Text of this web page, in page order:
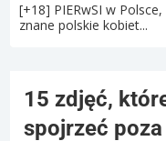
[+18] PIERwSI w Polsce,
znane polskie kobiet...
15 zdjęć,
spojrzeć